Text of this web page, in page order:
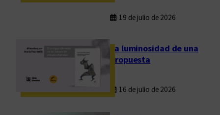
19 de julio de 2026
La luminosidad de una
propuesta
16 de julio de 2026